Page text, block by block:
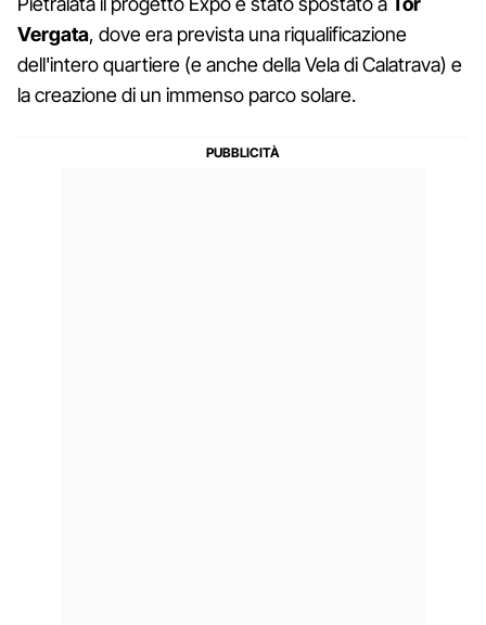
Vergata, dove era prevista una riqualificazione
dell'intero quartiere (e anche della Vela di Calatrava) e
la creazione di un immenso parco solare.